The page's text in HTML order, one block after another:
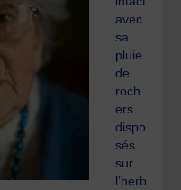
avec
sa
pluie
de
roch
ers
dispo
sés
sur
l’herb